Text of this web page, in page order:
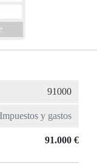
91.000 €